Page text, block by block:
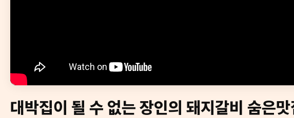
대박집이 될 수 없는 장인의 돼지갈비 숨은맛